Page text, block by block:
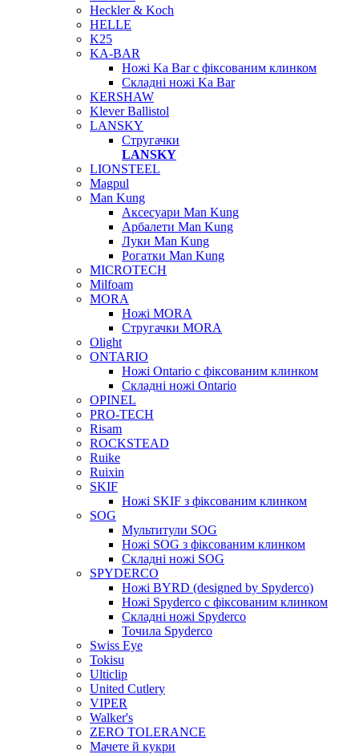
Heckler & Koch
HELLE
K25
KA-BAR
Ножі Ka Bar c фіксованим клинком
Складні ножі Ka Bar
KERSHAW
Klever Ballistol
LANSKY
Стругачки
LANSKY
LIONSTEEL
Magpul
Man Kung
Аксесуари Man Kung
Арбалети Man Kung
Луки Man Kung
Рогатки Man Kung
MICROTECH
Milfoam
MORA
Ножі MORA
Стругачки MORA
Olight
ONTARIO
Ножі Ontario c фіксованим клинком
Складні ножі Ontario
OPINEL
PRO-TECH
Risam
ROCKSTEAD
Ruike
Ruixin
SKIF
Ножі SKIF з фіксованим клинком
SOG
Мультитули SOG
Ножі SOG з фіксованим клинком
Складні ножі SOG
SPYDERCO
Ножі BYRD (designed by Spyderco)
Ножі Spyderco c фіксованим клинком
Складні ножі Spyderco
Точила Spyderco
Swiss Eye
Tokisu
Ulticlip
United Cutlery
VIPER
Walker's
ZERO TOLERANCE
Мачете й кукри